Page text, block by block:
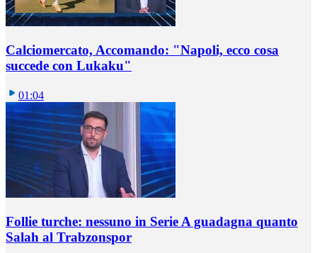
Calciomercato, Accomando: "Napoli, ecco cosa
succede con Lukaku"
01:04
Follie turche: nessuno in Serie A guadagna quanto
Salah al Trabzonspor